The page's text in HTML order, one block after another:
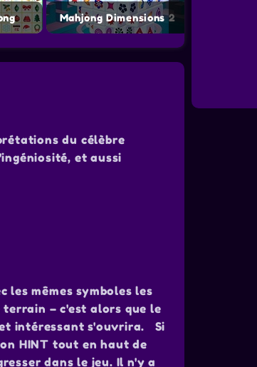
Mahjong Dimensions 2
du célèbre
et aussi
les mêmes symboles les
– c'est alors que le
intéressant s'ouvrira.
Si
HINT tout en haut de
dans le jeu. Il n'y a